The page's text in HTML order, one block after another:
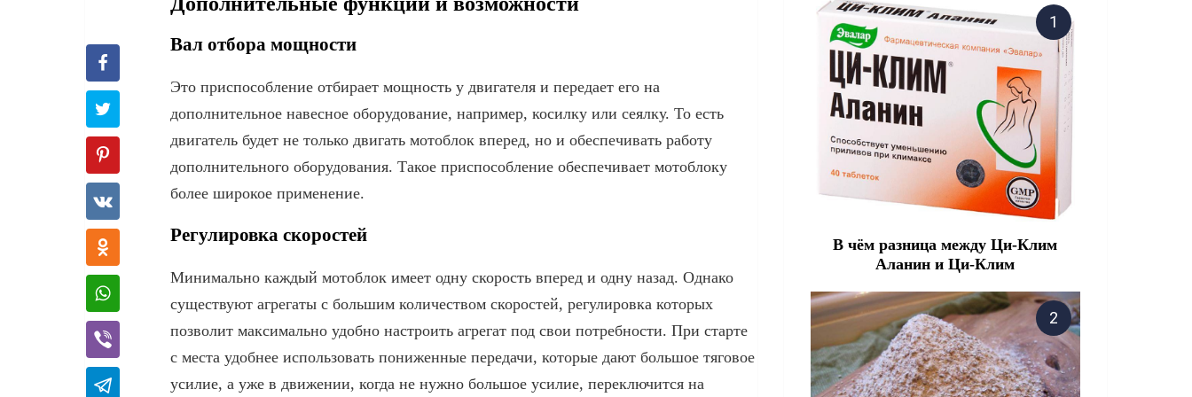
Вал отбора мощности
Это приспособление отбирает мощность у двигателя и передает его на
дополнительное навесное оборудование, например, косилку или сеялку. То есть
двигатель будет не только двигать мотоблок вперед, но и обеспечивать работу
дополнительного оборудования. Такое приспособление обеспечивает мотоблоку
более широкое применение.
Регулировка скоростей
Минимально каждый мотоблок имеет одну скорость вперед и одну назад. Однако
существуют агрегаты с большим количеством скоростей, регулировка которых
позволит максимально удобно настроить агрегат под свои потребности. При старте
с места удобнее использовать пониженные передачи, которые дают большое тяговое
усилие, а уже в движении, когда не нужно большое усилие, переключится на
В чём разница между Ци-Клим
Аланин и Ци-Клим